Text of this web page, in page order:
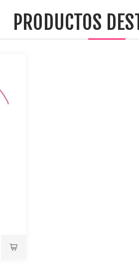
PRODUCTOS